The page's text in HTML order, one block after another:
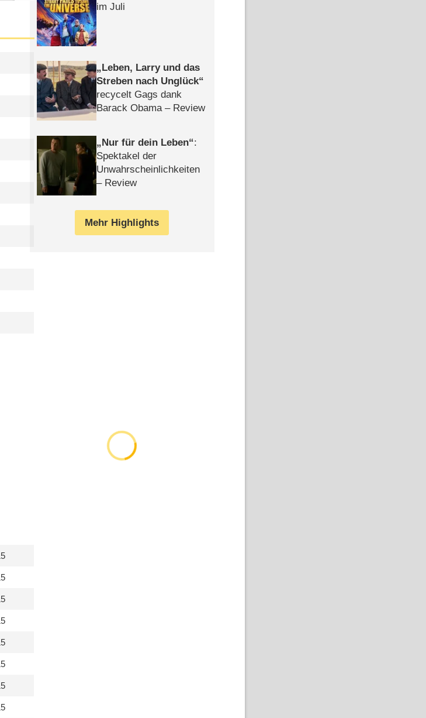
im Juli
Leben, Larry und das
Streben nach Unglück
recycelt Gags dank
Barack Obama – Review
Nur für dein Leben :
Spektakel der
Unwahrscheinlichkeiten
– Review
Mehr Highlights